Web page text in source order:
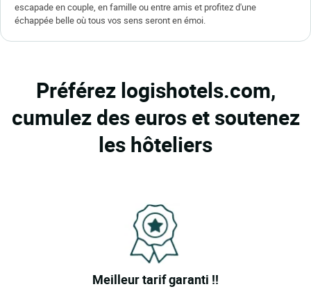
escapade en couple, en famille ou entre amis et profitez d'une
échappée belle où tous vos sens seront en émoi.
Préférez logishotels.com,
cumulez des euros et soutenez
les hôteliers
Meilleur tarif garanti !!